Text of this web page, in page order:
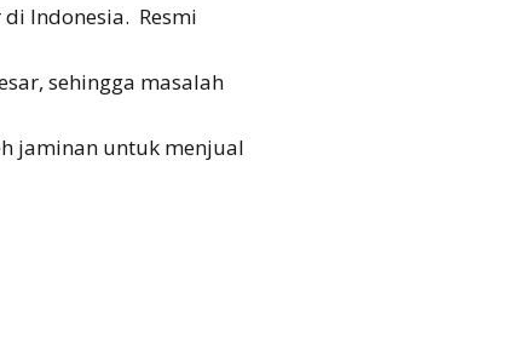
Indonesia. Resmi
sehingga masalah
jaminan untuk menjual